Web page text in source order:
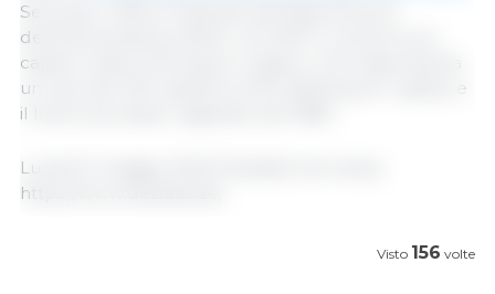
Secondo l'Ufficio Federale dell'Agricoltura e
dell'Alimentazione (BLE), nel 2021 il consumo pro
capite è stato di 55 kg pro capite, il che rappresenta
un calo del 12% rispetto al 2011 (62,8 kg pro capite) e
il livello più basso registrato dal 1989...
Lunedì 9 maggio 2022/ Destatis/ Germania.
https://www.destatis.de/
Visto 156 volte